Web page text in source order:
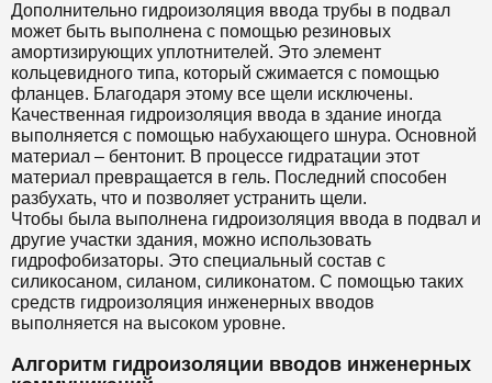
Дополнительно гидроизоляция ввода трубы в подвал
может быть выполнена с помощью резиновых
амортизирующих уплотнителей. Это элемент
кольцевидного типа, который сжимается с помощью
фланцев. Благодаря этому все щели исключены.
Качественная гидроизоляция ввода в здание иногда
выполняется с помощью набухающего шнура. Основной
материал – бентонит. В процессе гидратации этот
материал превращается в гель. Последний способен
разбухать, что и позволяет устранить щели.
Чтобы была выполнена гидроизоляция ввода в подвал и
другие участки здания, можно использовать
гидрофобизаторы. Это специальный состав с
силикосаном, силаном, силиконатом. С помощью таких
средств гидроизоляция инженерных вводов
выполняется на высоком уровне.
Алгоритм гидроизоляции вводов инженерных